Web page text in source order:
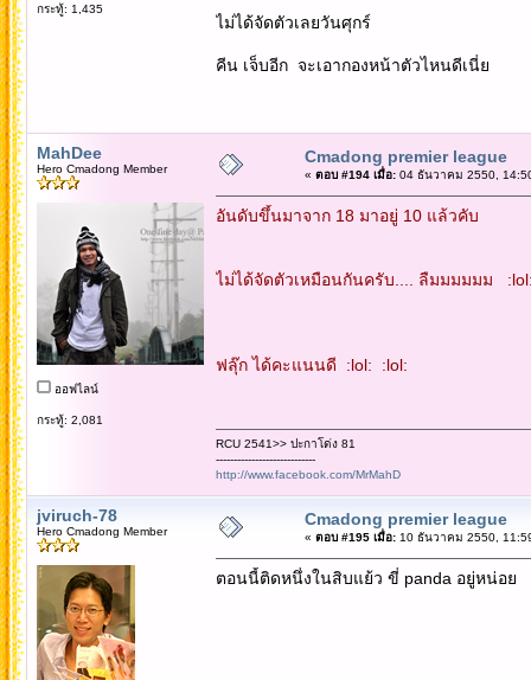
กระทู้: 1,435
ไม่ได้จัดตัวเลยวันศุกร์
คีน เจ็บอีก จะเอากองหน้าตัวไหนดีเนี่ย
MahDee
Hero Cmadong Member
ออฟไลน์
กระทู้: 2,081
Cmadong premier league
« ตอบ #194 เมื่อ:04 ธันวาคม 2550,
อันดับขึ้นมาจาก 18 มาอยู่ 10 แล้วคับ
ไม่ได้จัดตัวเหมือนกันครับ.... ลืมมมมมม
ฟลุ๊ก ได้คะแนนดี :lol: :lol:
RCU 2541>> ปะกาโด่ง 81
----------------------------
http://www.facebook.com/MrMahD
jviruch-78
Hero Cmadong Member
Cmadong premier league
« ตอบ #195 เมื่อ:10 ธันวาคม 2550,
ตอนนี้ติดหนึ่งในสิบแย้ว ขี่ panda อยู่หน่อย